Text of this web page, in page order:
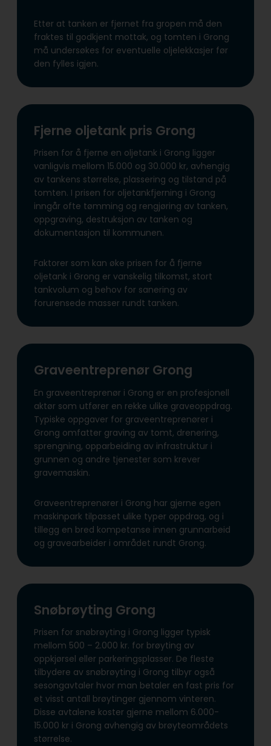
Etter at tanken er fjernet fra gropen må den
fraktes til godkjent mottak, og tomten i Grong
må undersøkes for eventuelle oljelekkasjer før
den fylles igjen.
Fjerne oljetank pris Grong
Prisen for å fjerne en oljetank i Grong ligger
vanligvis mellom 15.000 og 30.000 kr, avhengig
av tankens størrelse, plassering og tilstand på
tomten. I prisen for oljetankfjerning i Grong
inngår ofte tømming og rengjøring av tanken,
oppgraving, destruksjon av tanken og
dokumentasjon til kommunen.
Faktorer som kan øke prisen for å fjerne
oljetank i Grong er vanskelig tilkomst, stort
tankvolum og behov for sanering av
forurensede masser rundt tanken.
Graveentreprenør Grong
En graveentreprenør i Grong er en profesjonell
aktør som utfører en rekke ulike graveoppdrag.
Typiske oppgaver for graveentreprenører i
Grong omfatter graving av tomt, drenering,
sprengning, opparbeiding av infrastruktur i
grunnen og andre tjenester som krever
gravemaskin.
Graveentreprenører i Grong har gjerne egen
maskinpark tilpasset ulike typer oppdrag, og i
tillegg en bred kompetanse innen grunnarbeid
og gravearbeider i området rundt Grong.
Snøbrøyting Grong
Prisen for snøbrøyting i Grong ligger typisk
mellom 500 – 2.000 kr. for brøyting av
oppkjørsel eller parkeringsplasser. De fleste
tilbydere av snøbrøyting i Grong tilbyr også
sesongavtaler hvor man betaler en fast pris for
et visst antall brøytinger gjennom vinteren.
Disse avtalene koster gjerne mellom 6.000-
15.000 kr i Grong avhengig av brøyteområdets
størrelse.